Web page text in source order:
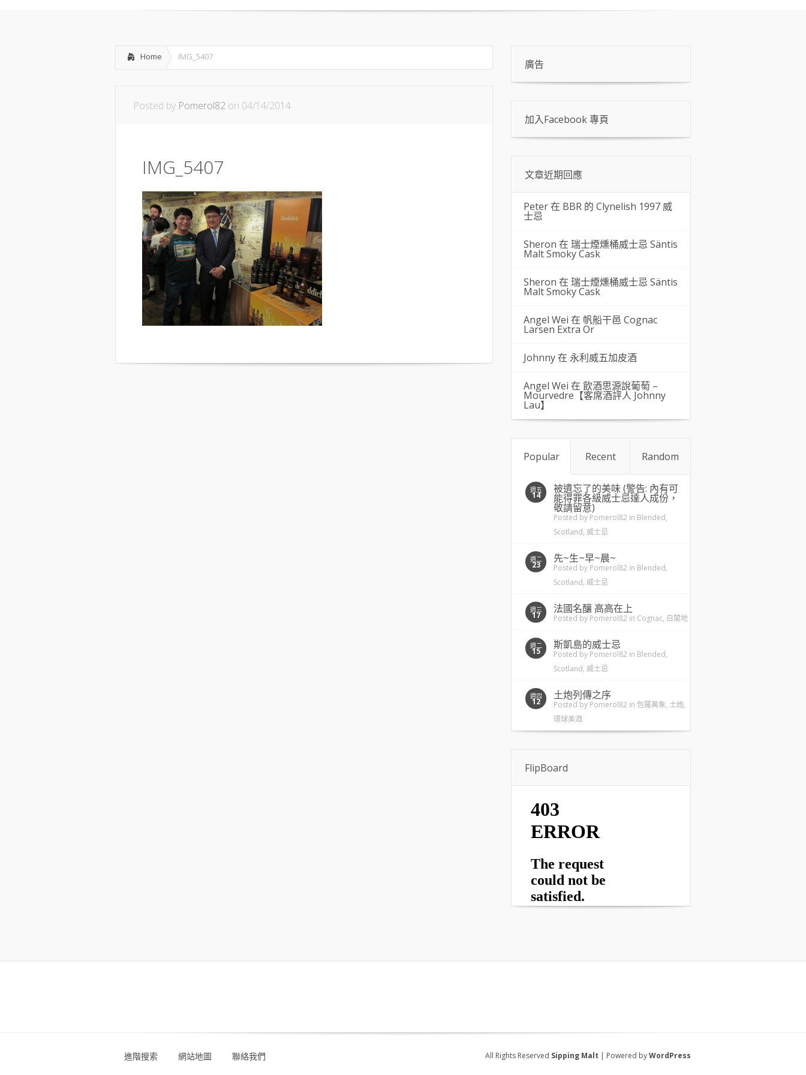
Home IMG_5407
Posted by Pomerol82 on 04/14/2014
IMG_5407
廣告
加入Facebook 專頁
文章近期回應
Peter 在 BBR 的 Clynelish 1997 威
士忌
Sheron 在 瑞士煙燻桶威士忌 Säntis
Malt Smoky Cask
Sheron 在 瑞士煙燻桶威士忌 Säntis
Malt Smoky Cask
Angel Wei 在 帆船干邑 Cognac
Larsen Extra Or
Johnny 在 永利威五加皮酒
Angel Wei 在 飲酒思源說葡萄 –
Mourvedre【客席酒評人 Johnny
Lau】
Popular Recent Random
週五
14
被遺忘了的美味 (警告: 內有可
能得罪各級威士忌達人成份，
敬請留意)
Posted by Pomerol82 in Blended,
Scotland, 威士忌
週二
23
先~生~早~晨~
Posted by Pomerol82 in Blended,
Scotland, 威士忌
週三
17
法國名釀 高高在上
Posted by Pomerol82 in Cognac, 白蘭地
週二
15
斯凱島的威士忌
Posted by Pomerol82 in Blended,
Scotland, 威士忌
週四
12
土炮列傳之序
Posted by Pomerol82 in 包羅萬象, 土炮,
環球美酒
FlipBoard
進階搜索 網站地圖 聯絡我們 All Rights Reserved Sipping Malt | Powered byWordPress